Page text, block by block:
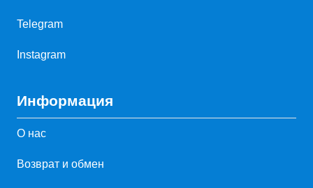
Telegram
Instagram
Информация
О нас
Возврат и обмен